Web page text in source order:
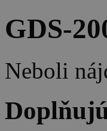
GDS-
Neboli